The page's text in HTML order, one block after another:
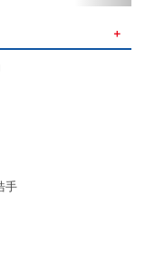
＋
手